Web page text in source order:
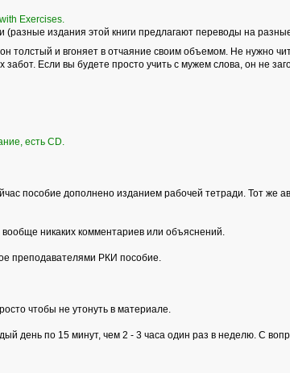
Exercises.
издания этой книги предлагают переводы на
толстый и вгоняет в отчаяние своим объемом. Не нужно
Если вы будете просто учить с мужем слова, он не
есть CD.
пособие дополнено изданием рабочей тетради. Тот же
никаких комментариев или объяснений.
преподавателями РКИ пособие.
чтобы не утонуть в материале.
день по 15 минут, чем 2 - 3 часа один раз в неделю. С